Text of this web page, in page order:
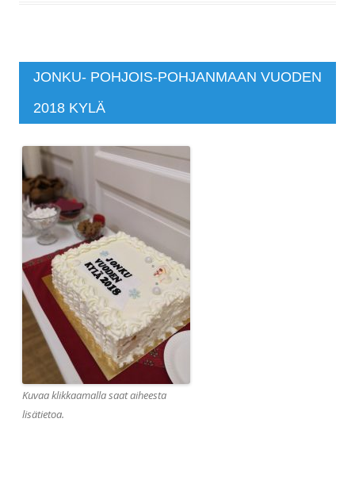
JONKU- POHJOIS-POHJANMAAN VUODEN
2018 KYLÄ
Kuvaa klikkaamalla saat aiheesta
lisätietoa.